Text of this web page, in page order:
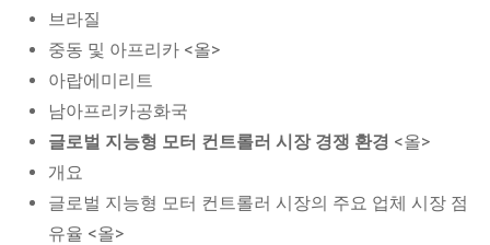
브라질
중동 및 아프리카 <올>
아랍에미리트
남아프리카공화국
글로벌 지능형 모터 컨트롤러 시장 경쟁 환경 <올>
개요
글로벌 지능형 모터 컨트롤러 시장의 주요 업체 시장 점
유율 <올>